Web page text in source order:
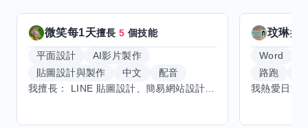
微笑每1天擅長5 個技能
平面設計
AI影片製作
貼圖設計與製作
中文
配音
玟琳擅
Word
路跑